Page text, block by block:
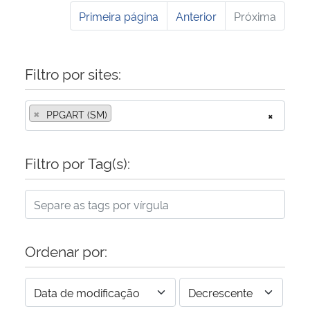
Primeira página Anterior Próxima
Filtro por sites:
×
× PPGART (SM)
Filtro por Tag(s):
Ordenar por: